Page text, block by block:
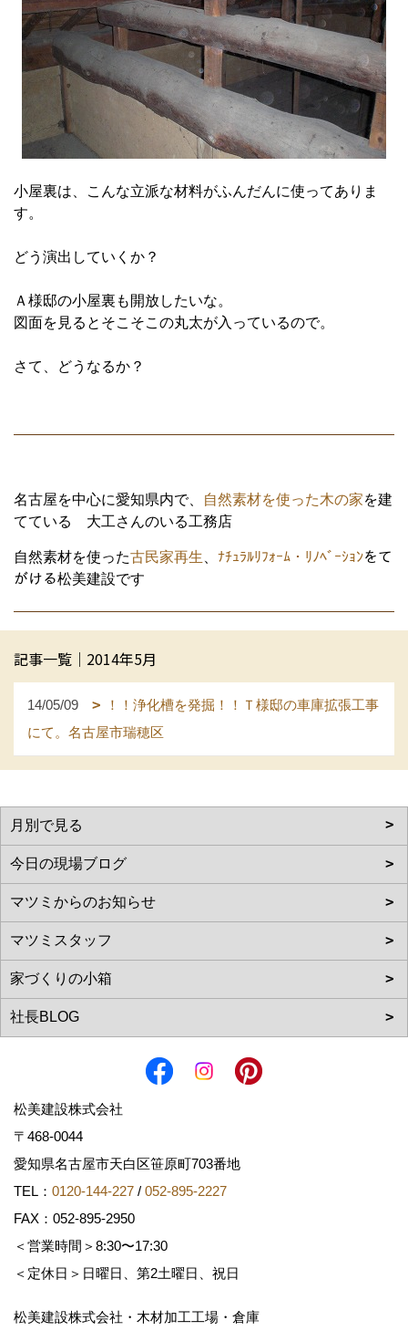
小屋裏は、こんな立派な材料がふんだんに使ってありま
す。
どう演出していくか？
Ａ様邸の小屋裏も開放したいな。
図面を見るとそこそこの丸太が入っているので。
さて、どうなるか？
名古屋を中心に愛知県内で、 自然素材を使った木の家を建
てている 大工さんのいる工務店
自然素材を使った古民家再生 ﾅﾁｭﾗﾙﾘﾌｫｰﾑ・ﾘﾉﾍﾞｰｼｮﾝをて
がける松美建設です
記事一覧｜2014年5月
14/05/09
！！浄化槽を発掘！！Ｔ様邸の車庫拡張工事
にて。名古屋市瑞穂区
松美建設株式会社
〒468-0044
愛知県名古屋市天白区笹原町703番地
TEL： 0120-144-227 / 052-895-2227
FAX：052-895-2950
＜営業時間＞8:30〜17:30
＜定休日＞日曜日、第2土曜日、祝日
松美建設株式会社・木材加工工場・倉庫